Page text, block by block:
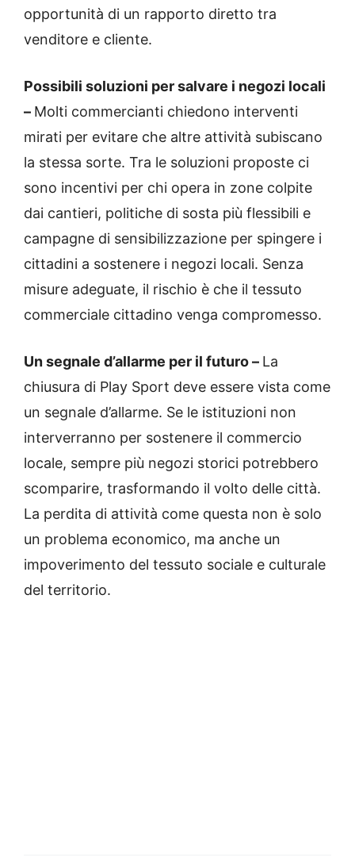
opportunità di un rapporto diretto tra
venditore e cliente.
Possibili soluzioni per salvare i negozi locali
– Molti commercianti chiedono interventi
mirati per evitare che altre attività subiscano
la stessa sorte. Tra le soluzioni proposte ci
sono incentivi per chi opera in zone colpite
dai cantieri, politiche di sosta più flessibili e
campagne di sensibilizzazione per spingere i
cittadini a sostenere i negozi locali. Senza
misure adeguate, il rischio è che il tessuto
commerciale cittadino venga compromesso.
Un segnale d’allarme per il futuro – La
chiusura di Play Sport deve essere vista come
un segnale d’allarme. Se le istituzioni non
interverranno per sostenere il commercio
locale, sempre più negozi storici potrebbero
scomparire, trasformando il volto delle città.
La perdita di attività come questa non è solo
un problema economico, ma anche un
impoverimento del tessuto sociale e culturale
del territorio.